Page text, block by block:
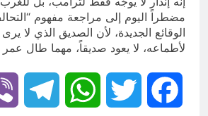
مضطراً اليوم إلى مراجعة مفهوم
الوقائع الجديدة، لأن الصديق الذي لا
لأطماعه، لا يعود صديقاً، مهما طال عمر
Facebook
Twitter
WhatsApp